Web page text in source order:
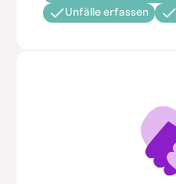
Unfälle erfassen